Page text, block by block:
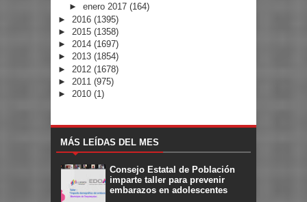
► enero 2017 (164)
► 2016 (1395)
► 2015 (1358)
► 2014 (1697)
► 2013 (1854)
► 2012 (1678)
► 2011 (975)
► 2010 (1)
MÁS LEÍDAS DEL MES
Consejo Estatal de Población
imparte taller para prevenir
embarazos en adolescentes